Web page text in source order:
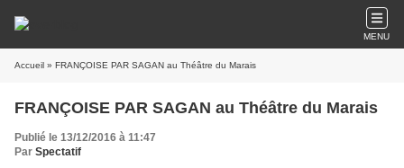
MENU
Accueil » FRANÇOISE PAR SAGAN au Théâtre du Marais
FRANÇOISE PAR SAGAN au Théâtre du Marais
Publié le 13/12/2016 à 11:47
Par Spectatif